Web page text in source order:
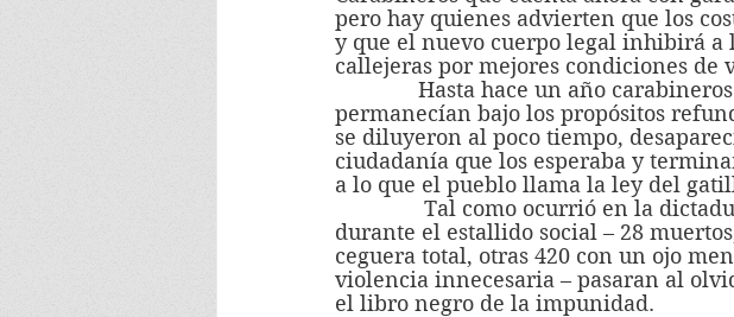
pero hay quienes advierten que los
y que el nuevo cuerpo legal inhibirá a
callejeras por mejores condiciones de
permanecían bajo los propósitos
se diluyeron al poco tiempo,
ciudadanía que los esperaba y
a lo que el pueblo llama la ley del
durante el estallido social – 28
ceguera total, otras 420 con un ojo
violencia innecesaria – pasaran al
el libro negro de la impunidad.